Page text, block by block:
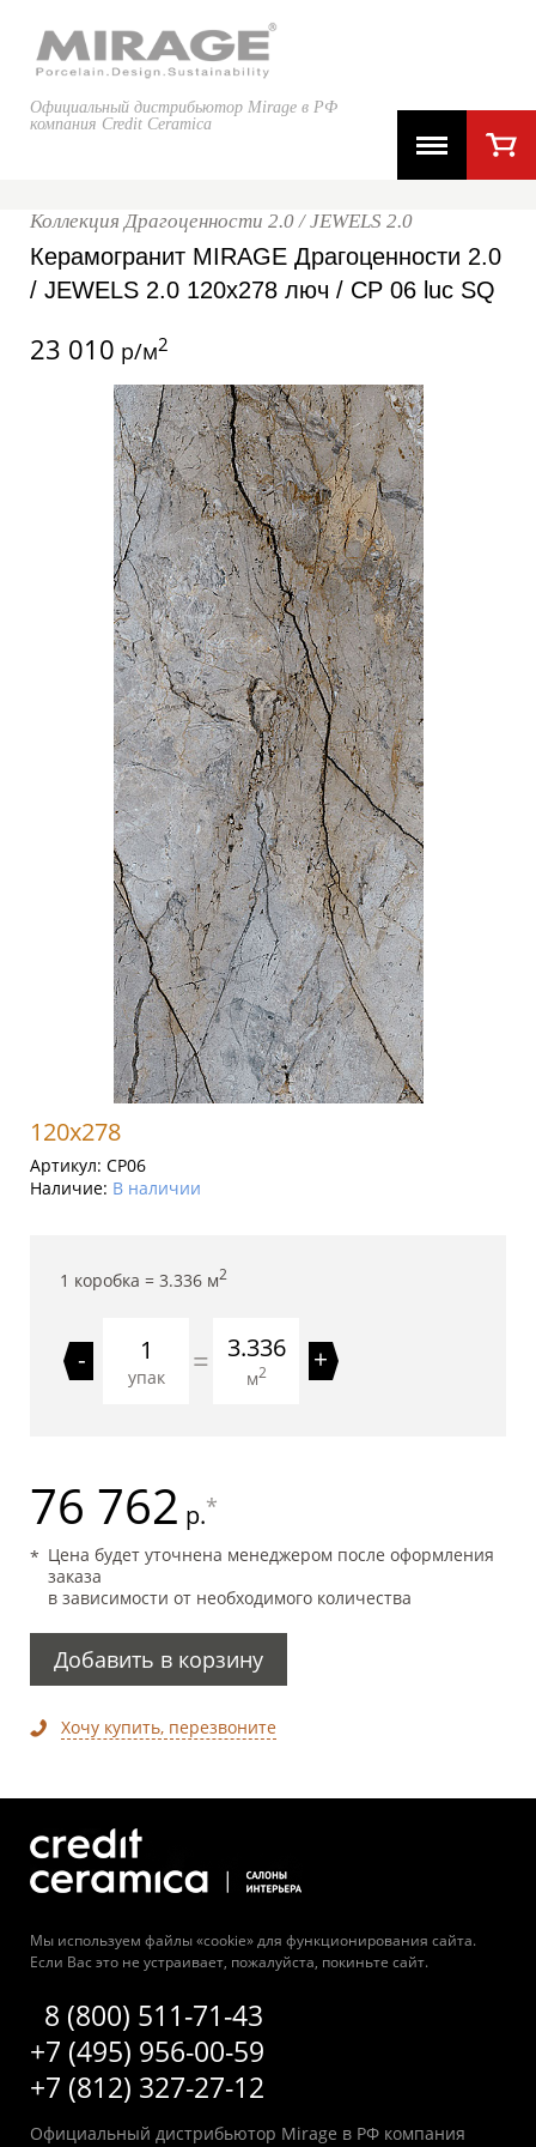
Официальный дистрибьютор Mirage в РФ
компания Credit Ceramica
Коллекция Драгоценности 2.0 / JEWELS 2.0
Керамогранит MIRAGE Драгоценности 2.0
/ JEWELS 2.0 120x278 люч / CP 06 luc SQ
23 010 р/м2
120x278
Артикул: CP06
Наличие: В наличии
1 коробка = 3.336 м2
-
упак = 3.336
м2 +
76 762 р.*
Цена будет уточнена менеджером после оформления
заказа
в зависимости от необходимого количества
Добавить в корзину
Хочу купить, перезвоните
Мы используем файлы «cookie» для функционирования сайта.
Если Вас это не устраивает, пожалуйста, покиньте сайт.
8 (800) 511-71-43
+7 (495) 956-00-59
+7 (812) 327-27-12
Официальный дистрибьютор Mirage в РФ компания